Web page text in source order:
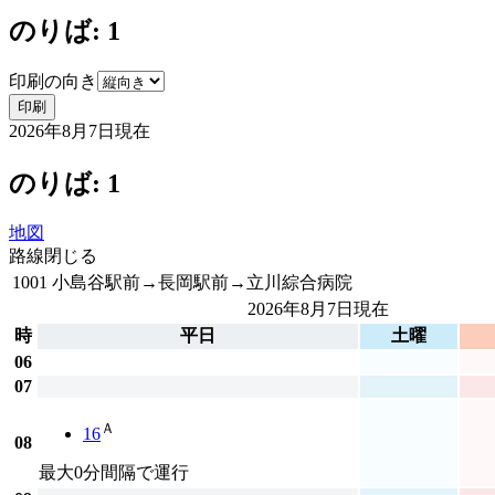
のりば: 1
印刷の向き
印刷
2026年8月7日 現在
のりば: 1
地図
路線閉じる
1001 小島谷駅前→長岡駅前→立川綜合病院
2026年8月7日 現在
時
平日 土曜
06
07
08 16 Ａ
最大0分間隔で運行